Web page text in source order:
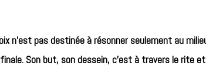
n’est pas destinée à résonner seulement au
Son but, son dessein, c’est à travers le rite